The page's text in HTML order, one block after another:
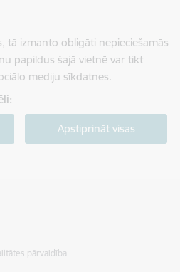
tā izmanto obligāti nepieciešamās
papildus šajā vietnē var tikt
mediju sīkdatnes.
Apstiprināt visas
pārvaldība